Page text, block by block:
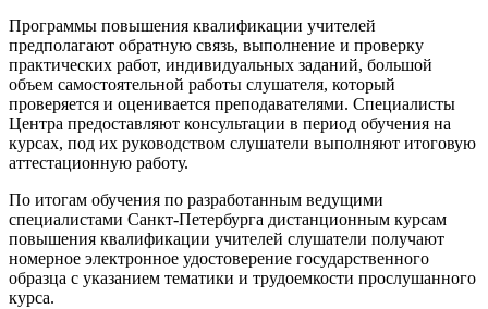
Программы повышения квалификации учителей
предполагают обратную связь, выполнение и проверку
практических работ, индивидуальных заданий, большой
объем самостоятельной работы слушателя, который
проверяется и оценивается преподавателями. Специалисты
Центра предоставляют консультации в период обучения на
курсах, под их руководством слушатели выполняют итоговую
аттестационную работу.
По итогам обучения по разработанным ведущими
специалистами Санкт-Петербурга дистанционным курсам
повышения квалификации учителей слушатели получают
номерное электронное удостоверение государственного
образца с указанием тематики и трудоемкости прослушанного
курса.